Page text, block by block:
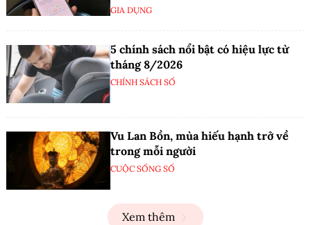
GIA DỤNG
5 chính sách nổi bật có hiệu lực từ
tháng 8/2026
CHÍNH SÁCH SỐ
Vu Lan Bồn, mùa hiếu hạnh trở về
trong mỗi người
CUỘC SỐNG SỐ
Xem thêm